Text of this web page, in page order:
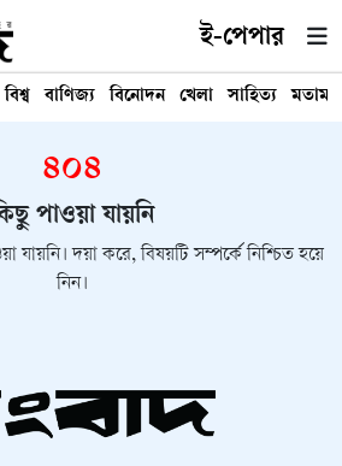
ই-পেপার
বিশ্ব বাণিজ্য বিনোদন খেলা সাহিত্য মতামত
৪০৪
পাওয়া যায়নি
দয়া করে, বিষয়টি সম্পর্কে নিশ্চিত হয়ে
নিন।